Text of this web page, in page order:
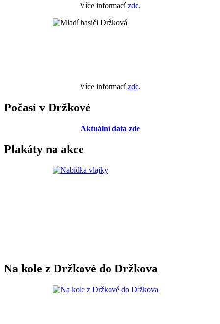
Více informacízde.
Více informacízde.
Počasí v Držkové
Aktuální data zde
Plakáty na akce
Na kole z Držkové do Držkova